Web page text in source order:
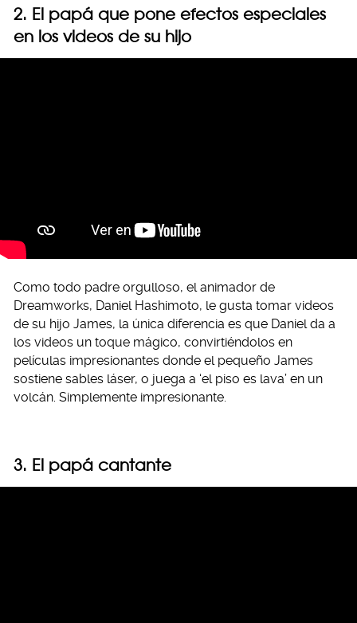
2. El papá que pone efectos especiales
en los videos de su hijo
Como todo padre orgulloso, el animador de
Dreamworks, Daniel Hashimoto, le gusta tomar videos
de su hijo James, la única diferencia es que Daniel da a
los videos un toque mágico, convirtiéndolos en
películas impresionantes donde el pequeño James
sostiene sables láser, o juega a ‘el piso es lava’ en un
volcán. Simplemente impresionante.
3. El papá cantante